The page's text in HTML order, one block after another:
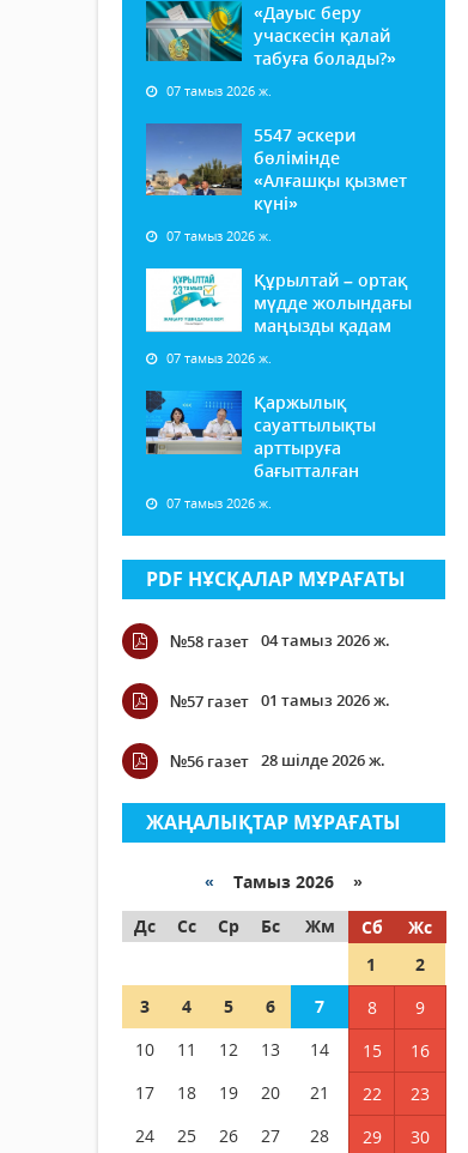
«Дауыс беру
учаскесін қалай
табуға болады?»
07 тамыз 2026 ж.
5547 әскери
бөлімінде
«Алғашқы қызмет
күні»
07 тамыз 2026 ж.
Құрылтай – ортақ
мүдде жолындағы
маңызды қадам
07 тамыз 2026 ж.
Қаржылық
сауаттылықты
арттыруға
бағытталған
07 тамыз 2026 ж.
PDF НҰСҚАЛАР МҰРАҒАТЫ
№58 газет 04 тамыз 2026 ж.
№57 газет 01 тамыз 2026 ж.
№56 газет 28 шілде 2026 ж.
ЖАҢАЛЫҚТАР МҰРАҒАТЫ
« Тамыз 2026 »
Дс
Сс Ср Бс Жм Сб
Жс
1
2
3
4 5 6 7 8
9
10
11 12 13 14 15
16
17
18 19 20 21 22
23
24
25 26 27 28 29 30